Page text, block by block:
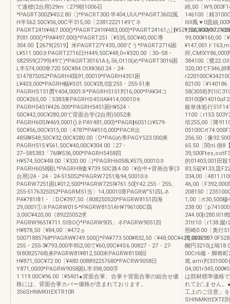
て連標(2台用)29m〔279朝1006召
*PAGRT300Z¥4S2.80〔)*PACRT300:半404,UUU*PAGRT3602風
H半562.50C¥56,00C平315,00〔23812221149てネ
PAGRT241t¥467.000()*PAGRT241t¥483,000)*PAGRT24161△￨‖¥521,50C¥32,00〔
判81.000()*PA¥497,000)*PAGRT251〔¥535,50C¥40,00C導
304.00【2679(2519】米PAGRT27Y43S,000てう*PAGRT2716困
L¥511.000ネPAGRT2716日H449,50C¥48,0∝¥320.00〔30--58・
582959(2799)49て)*PAGRT30161Aも56,Ot10(め*PAGRT3016困
L半574,000単720.50C¥84.OtX¥360.24・24-
5147875052*PAGRH4鶏91,00010*PAGRH4351困
L¥403,000*PAGRH幅¥S01.50C¥28,0宜255・255-51来
PAGRHS151贋Y404,0001③*PAGRH5151判16,000*PA¥34コ
00C¥265,00〔5383来PAGRHS4SllA¥414,00010キ
PAGRH5451¥426.000*PAGRH5451困H¥524・
50C¥42,00C¥280,00て背面合学(2台用)5052来
PAGRH60Sl¥469,0001()ネPAY481,000)*PAGR‖6051ロ¥579‐
50C¥56,00C¥315,00〔4787*PA¥510,000*PACR出
4858¥548,50C¥32,00C¥280.00〔D*PAGめ率PAGY523.000来
PAGRH515:¥561,50C¥40,00C¥304.00〔27・
27‐-585383「768¥536,000*PAGRH5458四
H¥574,50C¥48.00〔¥320.00〔)*PAGRH6058L¥575,00010ネ
PAGRH6058困L*PAGRH8価:¥739.50C路4.00〔¥合中+背画合掌(3
台用)24・24・24-515052*PAGRW7251海94,50010ネ
PAGRW7251困L¥012,500*PAGRW72Sl¥761.50[Y42.255・255。
255-5176325052*PAGRM51当〕14,00010章PAGRW″51四Lネ
PA¥781埼1・〔DC¥397,50《808250520*PAGRW8151四海
29,0001①ネPAGRW015‐*PAGRW8151AH¥796100C鶏
3,00C¥420,00《89225052求
PAGRW9651¥711.StBO()*PAGRW905」ネPAGRW9051四
H¥878,50〔¥84,00〔¥472ョ
50071885768*PAGRW¥749.500()*PA¥773.500¥832,50〔¥48,00C¥420,000255・
255・255-3¥793,000半852,00て¥60,00C¥4S6.00827・27・27-
5t80825768)来PAGRW81¥812,500米PAGRW8158回
H¥871,50C¥72.00〔¥480.008892257680*PACRW9058日
Y871,0000*PAGRW9058困L半398,000浮
1.119.00C¥96.00〔¥5401●背面合掌、合掌十背面合掌の組合せ価
格には、背面合掌カバー価格が含まれております。
356SHNMKttEXTR10R
綿,00〔
146100〔精
lllll鳳▼0皿細
99,000¥160,00
¥147,001ド
抑,CMⅨY86,000
384100〔鷺
320,00てF346,帥
82100〔
58(3058)判
板単体処行
1100〔
培255,00〔降
256,50〔像
65.50〔関nl.側8
的01403,001田殺
83,S碇¥133,皿
334,00〔
46,00〔F392,000
208150〔
1,00〔rt30,500穆
238.00〔
244.00[r280.lll18
31tt10〔r138.蹴
照崎0.00〔奥行
湾
醐円3210は鳩
00Cr6備・脚将
篤.arm判331000
は部材標準価格
れてお',ません。
工上のご注意」
SHINMKttEXTE